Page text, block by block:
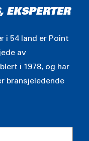
EKSPERTER
i 54 land er Point
av
i 1978, og har
bransjeledende